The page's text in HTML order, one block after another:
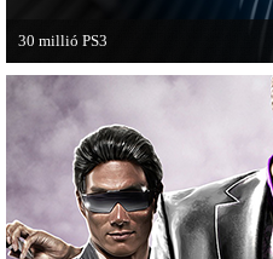
30 millió PS3
A PAL régióban a PS3 átlépte a 30
milliós eladott darabszámot.